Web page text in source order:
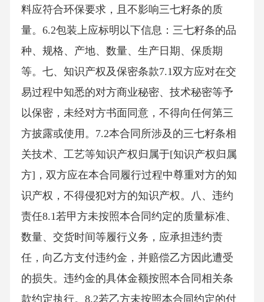
料应符合环保要求，且不影响三七籽条的质
量。6.2包装上应标明以下信息：三七籽条的品
种、规格、产地、数量、生产日期、保质期
等。七、知识产权及保密条款7.1双方应对在交
易过程中知悉的对方商业秘密、技术秘密等予
以保密，未经对方书面同意，不得向任何第三
方披露或使用。7.2本合同所涉及的三七籽条相
关技术、工艺等知识产权归属于[知识产权归属
方]，双方应在本合同履行过程中尊重对方的知
识产权，不得侵犯对方的知识产权。八、违约
责任8.1若甲方未按照本合同约定的质量标准、
数量、交货时间等履行义务，应承担违约责
任，向乙方支付违约金，并赔偿乙方因此遭受
的损失。违约金的具体金额按照本合同相关条
款约定执行。8.2若乙方未按照本合同约定的付